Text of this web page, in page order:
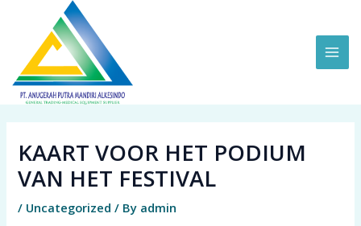
content
KAART VOOR HET PODIUM
VAN HET FESTIVAL
/ Uncategorized / By admin